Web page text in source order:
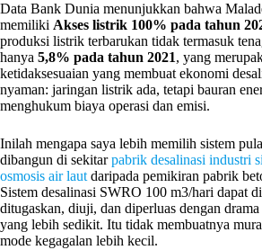
Data Bank Dunia menunjukkan bahwa
memiliki Akses listrik 100% pada tahun
produksi listrik terbarukan tidak termasuk
hanya 5,8% pada tahun 2021, yang
ketidaksesuaian yang membuat ekonomi
nyaman: jaringan listrik ada, tetapi bauran
menghukum biaya operasi dan emisi.
Inilah mengapa saya lebih memilih sistem
dibangun di sekitarpabrik desalinasi industri
osmosis air laut daripada pemikiran pabrik
Sistem desalinasi SWRO 100 m3/hari dapat
ditugaskan, diuji, dan diperluas dengan
yang lebih sedikit. Itu tidak membuatnya
mode kegagalan lebih kecil.